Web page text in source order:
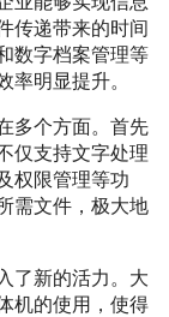
传递带来的时间
数字档案管理等
率明显提升。
多个方面。首先
仅支持文字处理
权限管理等功
需文件，极大地
了新的活力。大
机的使用，使得